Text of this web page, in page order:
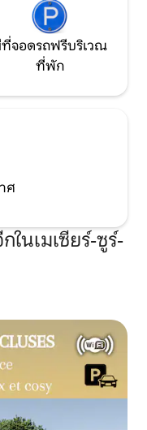
จอดรถฟรีบริเวณ
ที่พัก
ศ
นเมเซียร์-ซูร์-